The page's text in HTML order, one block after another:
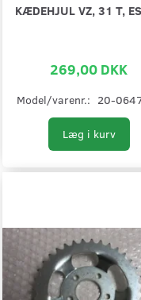
KÆDEHJUL VZ, 31 T,
269,00 DKK
Model/varenr.: 20-
Læg i kurv